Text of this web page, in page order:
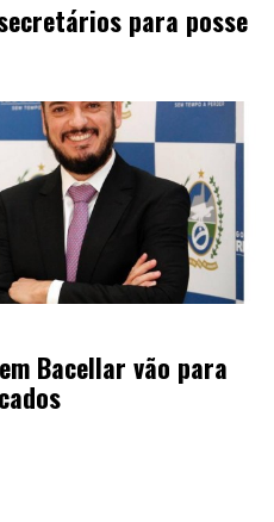
para posse
Bacellar vão para